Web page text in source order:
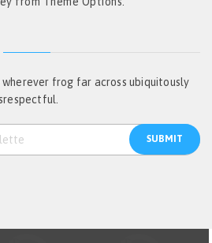
frog far across ubiquitously